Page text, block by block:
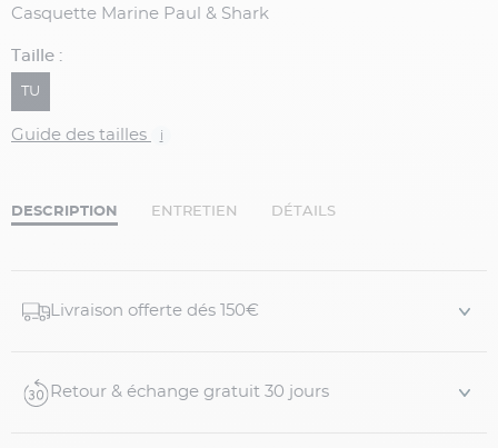
Casquette Marine Paul & Shark
Taille :
TU
Guide des tailles i
DESCRIPTION ENTRETIEN DÉTAILS
Livraison offerte dés 150€
Retour & échange gratuit 30 jours